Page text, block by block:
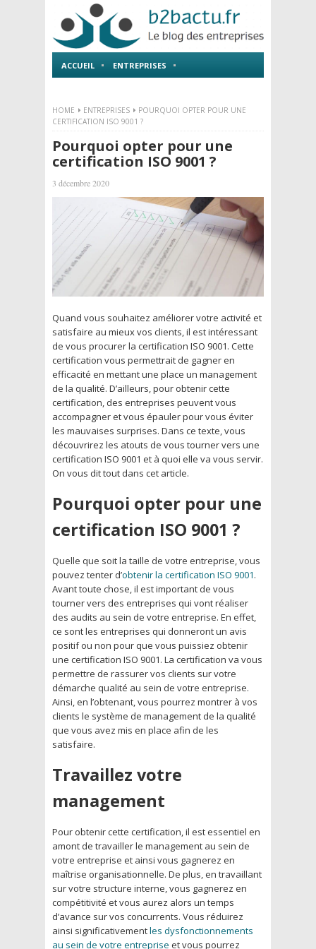
ACCUEIL ENTREPRISES
HOME ENTREPRISES
POURQUOI OPTER POUR UNE
CERTIFICATION ISO 9001 ?
Pourquoi opter pour une
certification ISO 9001 ?
3 décembre 2020
Quand vous souhaitez améliorer votre activité et
satisfaire au mieux vos clients, il est intéressant
de vous procurer la certification ISO 9001. Cette
certification vous permettrait de gagner en
efficacité en mettant une place un management
de la qualité. D’ailleurs, pour obtenir cette
certification, des entreprises peuvent vous
accompagner et vous épauler pour vous éviter
les mauvaises surprises. Dans ce texte, vous
découvrirez les atouts de vous tourner vers une
certification ISO 9001 et à quoi elle va vous servir.
On vous dit tout dans cet article.
Pourquoi opter pour une
certification ISO 9001 ?
Quelle que soit la taille de votre entreprise, vous
pouvez tenter d’obtenir la certification ISO 9001.
Avant toute chose, il est important de vous
tourner vers des entreprises qui vont réaliser
des audits au sein de votre entreprise. En effet,
ce sont les entreprises qui donneront un avis
positif ou non pour que vous puissiez obtenir
une certification ISO 9001. La certification va vous
permettre de rassurer vos clients sur votre
démarche qualité au sein de votre entreprise.
Ainsi, en l’obtenant, vous pourrez montrer à vos
clients le système de management de la qualité
que vous avez mis en place afin de les
satisfaire.
Travaillez votre
management
Pour obtenir cette certification, il est essentiel en
amont de travailler le management au sein de
votre entreprise et ainsi vous gagnerez en
maîtrise organisationnelle. De plus, en travaillant
sur votre structure interne, vous gagnerez en
compétitivité et vous aurez alors un temps
d’avance sur vos concurrents. Vous réduirez
ainsi significativementles dysfonctionnements
au sein de votre entreprise et vous pourrez